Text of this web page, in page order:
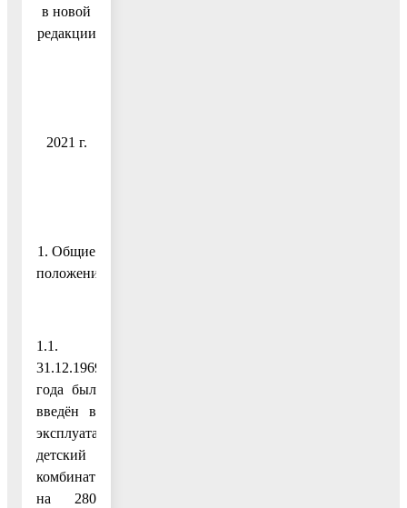
в новой
редакции
2021 г.
1. Общие
положения
1.1.
31.12.1969
года был
введён в
эксплуатацию
детский
комбинат
на 280